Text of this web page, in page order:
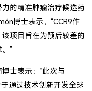
的精准肿瘤治疗候选药
博士表示，“CCR9作
项目旨在为预后较差的
”
士表示：“此次与
通过技术创新开发全球